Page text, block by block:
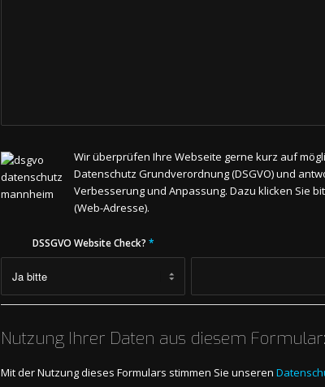
Wir überprüfen Ihre Webseite gerne kurz auf
Datenschutz Grundverordnung (DSGVO) und
Verbesserung und Anpassung. Dazu klicken Sie
(Web-Adresse).
DSSGVO Website Check? *
Nutzung Ihrer Daten aus diesem Formular:
Mit der Nutzung dieses Formulars stimmen Sie unseren